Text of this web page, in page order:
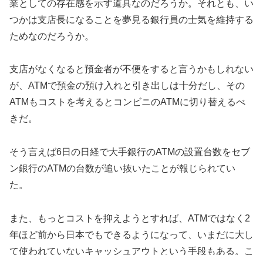
業としての存在感を示す道具なのだろうか。それとも、い
つかは支店長になることを夢見る銀行員の士気を維持する
ためなのだろうか。
支店がなくなると預金者が不便をすると言うかもしれない
が、ATMで預金の預け入れと引き出しは十分だし、その
ATMもコストを考えるとコンビニのATMに切り替えるべ
きだ。
そう言えば6日の日経で大手銀行のATMの設置台数をセブ
ン銀行のATMの台数が追い抜いたことが報じられてい
た。
また、もっとコストを抑えようとすれば、ATMではなく2
年ほど前から日本でもできるようになって、いまだに大し
て使われていないキャッシュアウトという手段もある。こ